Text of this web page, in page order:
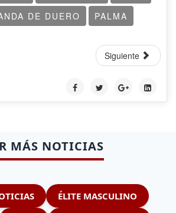
DE DUERO
PALMA
Siguiente
MÁS NOTICIAS
ÉLITE MASCULINO